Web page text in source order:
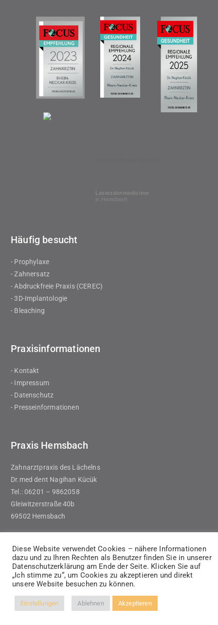
Laserzahnmediziner
in Hemsbach
Häufig besucht
- Prophylaxe
- Zahnersatz
- Abdruckfreie Praxis (CEREC)
- 3D-Implantologie
- Bleaching
Praxisinformationen
- Kontakt
- Impressum
- Datenschutz
- Presseinformationen
Praxis Hemsbach
Zahnarztpraxis des Lächelns
Dr.med dent Nagihan Kücük
Tel.: 06201 – 9862058
Gleiwitzerstraße 40b
69502 Hemsbach
Diese Website verwendet Cookies – nähere Informationen
dazu und zu Ihren Rechten als Benutzer finden Sie in unserer
Datenschutzerklärung am Ende der Seite. Klicken Sie auf
„Ich stimme zu“, um Cookies zu akzeptieren und direkt
unsere Website besuchen zu können.
Einstellungen Ablehnen Akzeptieren